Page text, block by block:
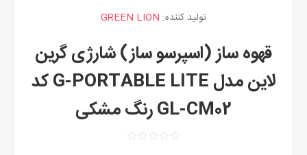
تولید کننده: GREEN LION
قهوه ساز (اسپرسو ساز) شارژی گرین
لاین مدل G-PORTABLE LITE کد
GL-CM02 رنگ مشکی